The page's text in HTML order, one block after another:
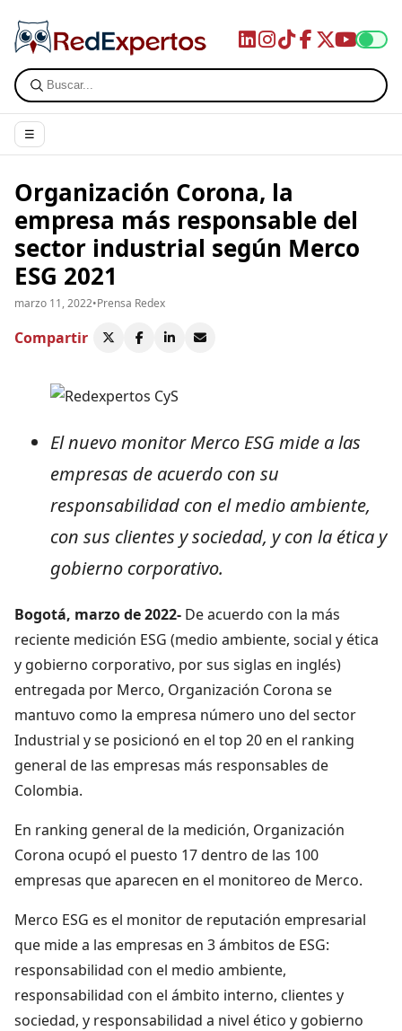
☰
Organización Corona, la
empresa más responsable del
sector industrial según Merco
ESG 2021
marzo 11, 2022•Prensa Redex
Compartir
El nuevo monitor Merco ESG mide a las
empresas de acuerdo con su
responsabilidad con el medio ambiente,
con sus clientes y sociedad, y con la ética y
gobierno corporativo.
Bogotá, marzo de 2022- De acuerdo con la más
reciente medición ESG (medio ambiente, social y ética
y gobierno corporativo, por sus siglas en inglés)
entregada por Merco, Organización Corona se
mantuvo como la empresa número uno del sector
Industrial y se posicionó en el top 20 en el ranking
general de las empresas más responsables de
Colombia.
En ranking general de la medición, Organización
Corona ocupó el puesto 17 dentro de las 100
empresas que aparecen en el monitoreo de Merco.
Merco ESG es el monitor de reputación empresarial
que mide a las empresas en 3 ámbitos de ESG:
responsabilidad con el medio ambiente,
responsabilidad con el ámbito interno, clientes y
sociedad, y responsabilidad a nivel ético y gobierno